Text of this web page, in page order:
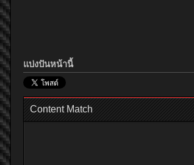
แบ่งปันหน้านี้
Content Match